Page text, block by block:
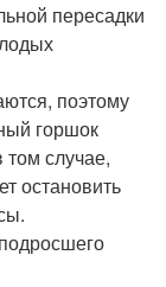
пересадки
поэтому
горшок
случае,
остановить